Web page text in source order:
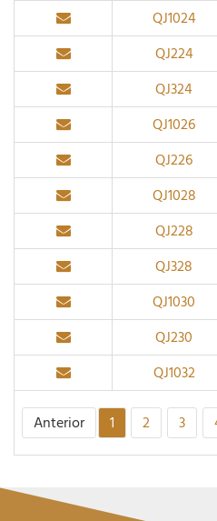
QJ1024
QJ224
QJ324
QJ1026
QJ226
QJ1028
QJ228
QJ328
QJ1030
QJ230
QJ1032
Anterior 1 2 3